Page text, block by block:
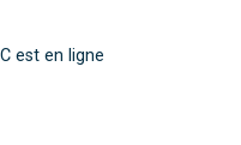
est en ligne